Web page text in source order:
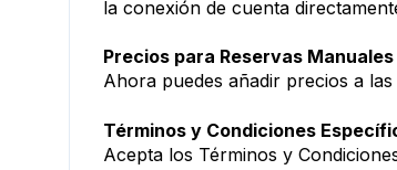
la conexión de cuenta
Precios para Reservas Manuales
Ahora puedes añadir precios a
Términos y Condiciones
Acepta los Términos y